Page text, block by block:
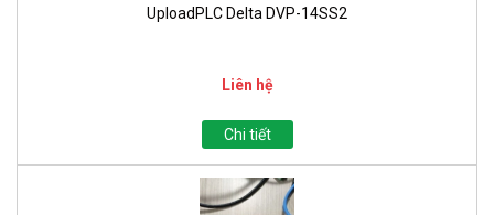
UploadPLC Delta DVP-14SS2
Liên hệ
Chi tiết